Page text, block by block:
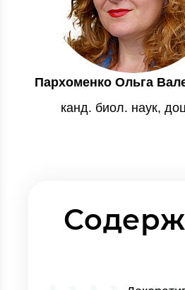
Пархоменко Ольга
канд. биол. наук,